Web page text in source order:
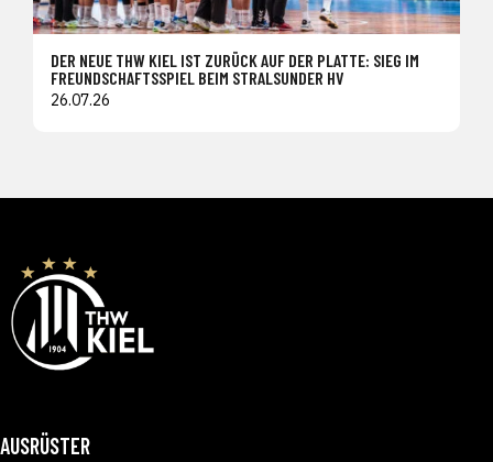
DER NEUE THW KIEL IST ZURÜCK AUF DER PLATTE: SIEG IM
FREUNDSCHAFTSSPIEL BEIM STRALSUNDER HV
26.07.26
AUSRÜSTER